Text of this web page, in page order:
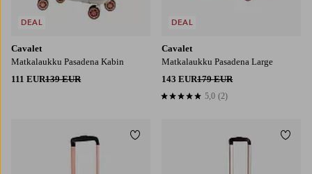
Cavalet
Matkalaukku Pasadena Kabin
111 EUR139 EUR
DEAL
Cavalet
Matkalaukku Pasadena Large
143 EUR179 EUR
5,0 perustuen 2 arvosanaan
5,0 (2)
DEAL
Lisää suosikkeihin